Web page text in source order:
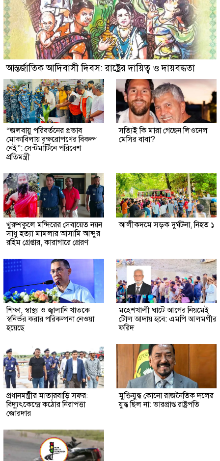
আন্তর্জাতিক আদিবাসী দিবস: রাষ্ট্রের দায়িত্ব ও দায়বদ্ধতা
“জলবায়ু পরিবর্তনের প্রভাব
মোকাবিলায় বৃক্ষরোপণের বিকল্প
নেই”: সেন্টমার্টিনে পরিবেশ
প্রতিমন্ত্রী
সত্যিই কি মারা গেছেন লিওনেল
মেসির বাবা?
খুরুশকুলে মন্দিরের সেবায়েত নয়ন
সাধু হত্যা মামলার আসামি আব্দুর
রহিম গ্রেপ্তার, কারাগারে প্রেরণ
আলীকদমে সড়ক দুর্ঘটনা, নিহত ১
শিক্ষা, স্বাস্থ্য ও জ্বালানি খাতকে
স্বনির্ভর করার পরিকল্পনা নেওয়া
হয়েছে
মহেশখালী ঘাটে আগের নিয়মেই
টোল আদায় হবে: এমপি আলমগীর
ফরিদ
প্রধানমন্ত্রীর মাতারবাড়ি সফর:
বিদ্যুৎকেন্দ্রে কঠোর নিরাপত্তা
জোরদার
মুক্তিযুদ্ধ কোনো রাজনৈতিক দলের
যুদ্ধ ছিল না: ভারপ্রাপ্ত রাষ্ট্রপতি